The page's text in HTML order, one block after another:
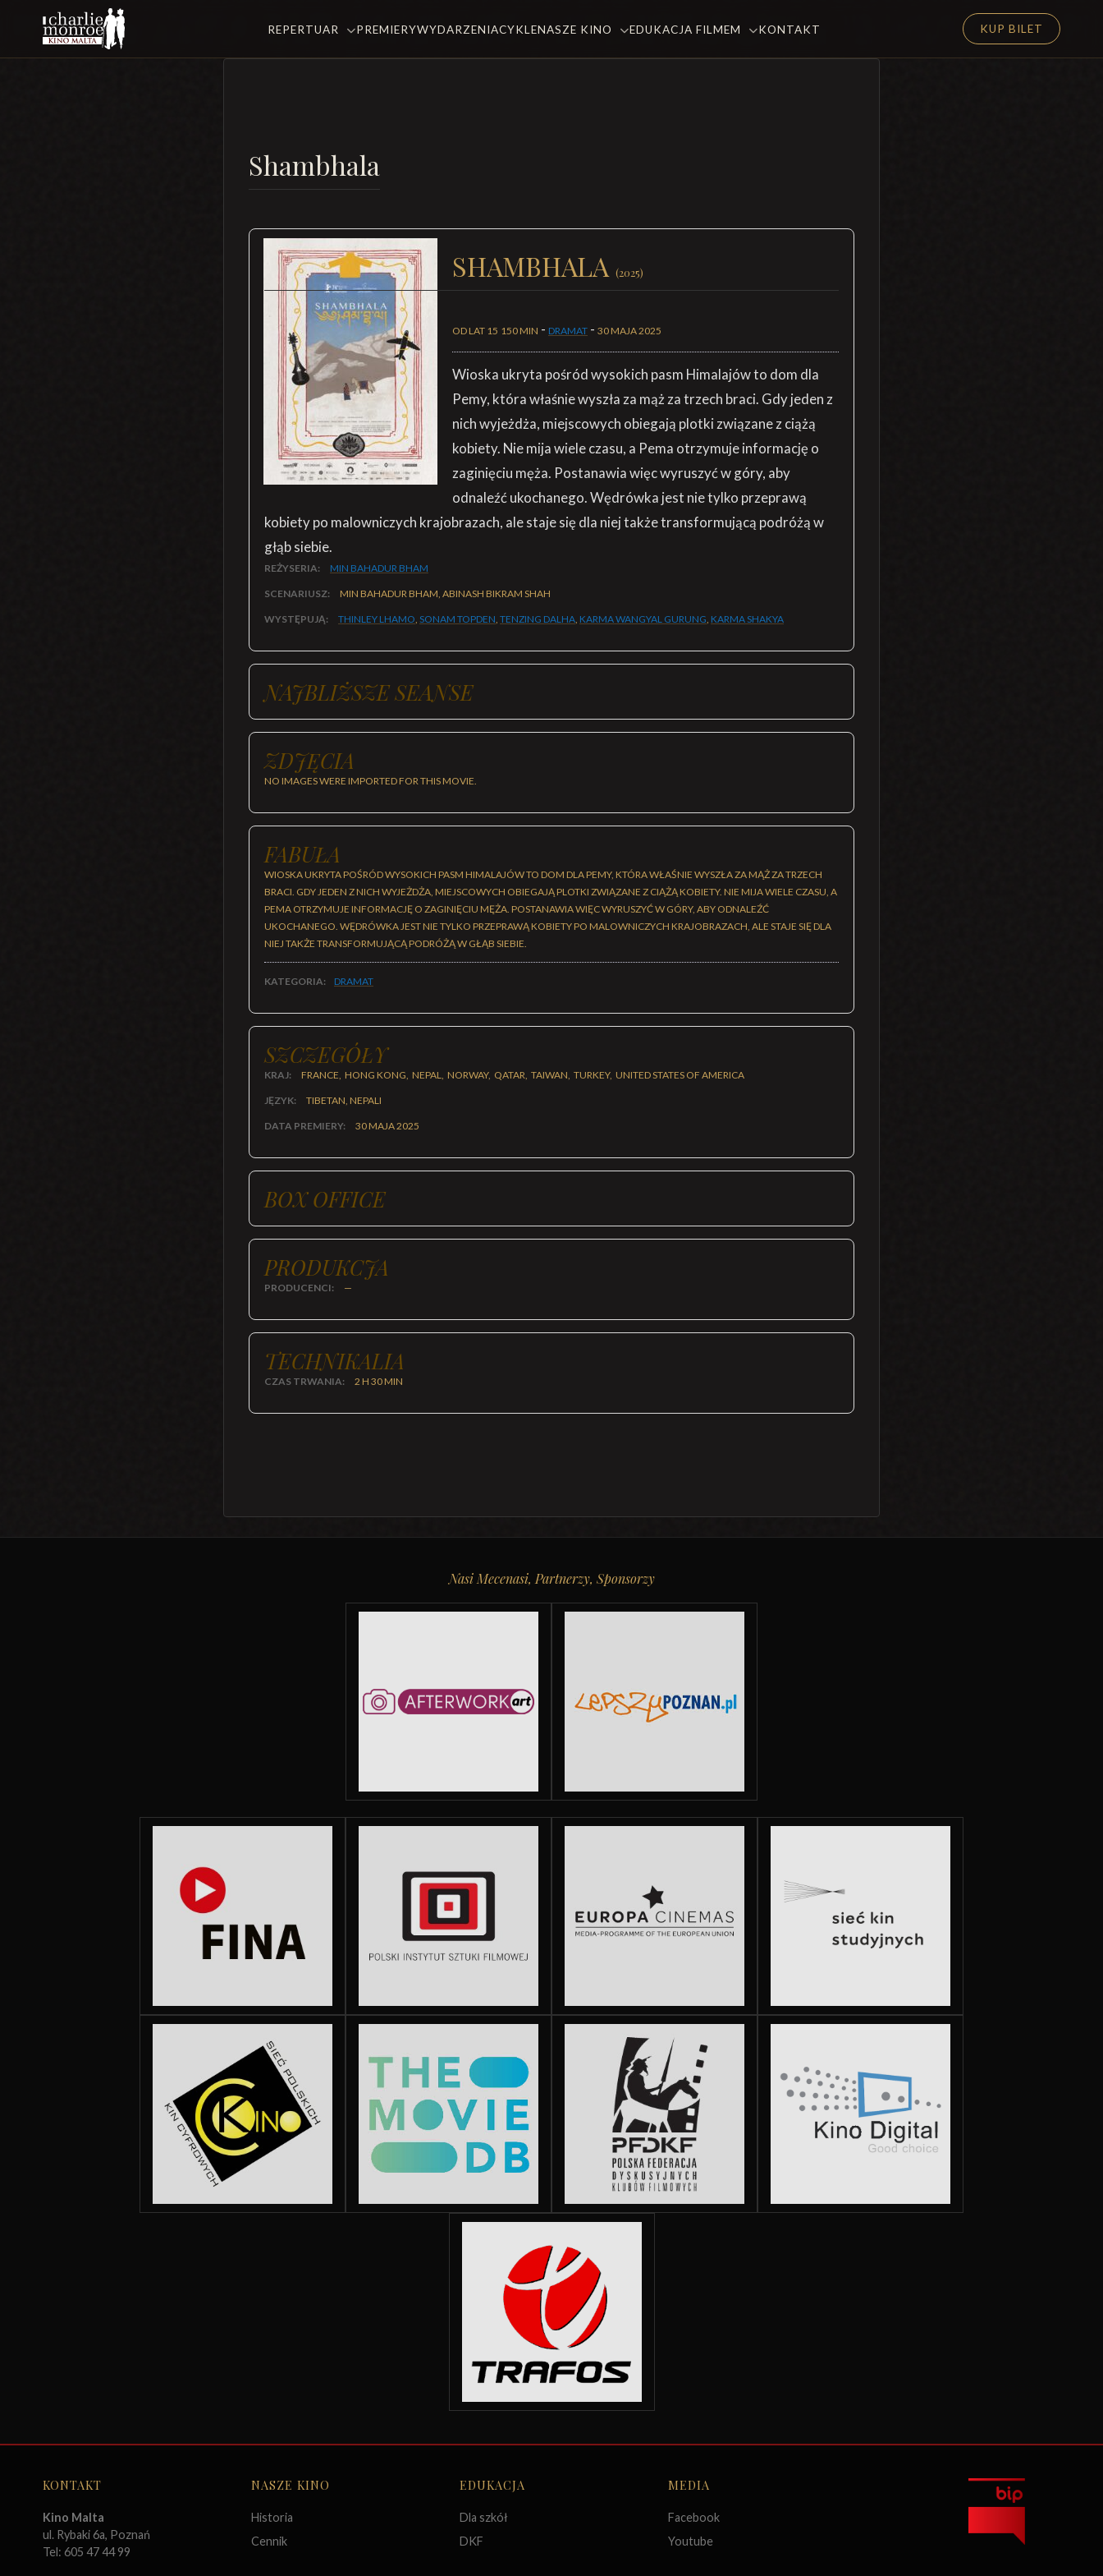
REPERTUAR PREMIERYWYDARZENIACYKLENASZE KINO EDUKACJA FILMEM KONTAKT KUP BILET
Shambhala
SHAMBHALA (2025)
OD LAT 15 150 MIN - DRAMAT - 30 MAJA 2025
Wioska ukryta pośród wysokich pasm Himalajów to dom dla
Pemy, która właśnie wyszła za mąż za trzech braci. Gdy jeden z
nich wyjeżdża, miejscowych obiegają plotki związane z ciążą
kobiety. Nie mija wiele czasu, a Pema otrzymuje informację o
zaginięciu męża. Postanawia więc wyruszyć w góry, aby
odnaleźć ukochanego. Wędrówka jest nie tylko przeprawą
kobiety po malowniczych krajobrazach, ale staje się dla niej także transformującą podróżą w
głąb siebie.
REŻYSERIA: MIN BAHADUR BHAM
SCENARIUSZ: MIN BAHADUR BHAM, ABINASH BIKRAM SHAH
WYSTĘPUJĄ: THINLEY LHAMO, SONAM TOPDEN, TENZING DALHA, KARMA WANGYAL GURUNG, KARMA SHAKYA
NAJBLIŻSZE SEANSE
ZDJĘCIA
NO IMAGES WERE IMPORTED FOR THIS MOVIE.
FABUŁA
WIOSKA UKRYTA POŚRÓD WYSOKICH PASM HIMALAJÓW TO DOM DLA PEMY, KTÓRA WŁAŚNIE WYSZŁA ZA MĄŻ ZA TRZECH
BRACI. GDY JEDEN Z NICH WYJEŻDŻA, MIEJSCOWYCH OBIEGAJĄ PLOTKI ZWIĄZANE Z CIĄŻĄ KOBIETY. NIE MIJA WIELE CZASU, A
PEMA OTRZYMUJE INFORMACJĘ O ZAGINIĘCIU MĘŻA. POSTANAWIA WIĘC WYRUSZYĆ W GÓRY, ABY ODNALEŹĆ
UKOCHANEGO. WĘDRÓWKA JEST NIE TYLKO PRZEPRAWĄ KOBIETY PO MALOWNICZYCH KRAJOBRAZACH, ALE STAJE SIĘ DLA
NIEJ TAKŻE TRANSFORMUJĄCĄ PODRÓŻĄ W GŁĄB SIEBIE.
KATEGORIA: DRAMAT
SZCZEGÓŁY
KRAJ: FRANCE, HONG KONG, NEPAL, NORWAY, QATAR, TAIWAN, TURKEY, UNITED STATES OF AMERICA
JĘZYK: TIBETAN, NEPALI
DATA PREMIERY: 30 MAJA 2025
BOX OFFICE
PRODUKCJA
PRODUCENCI: —
TECHNIKALIA
CZAS TRWANIA: 2 H 30 MIN
Nasi Mecenasi, Partnerzy, Sponsorzy
KONTAKT
Kino Malta
ul. Rybaki 6a, Poznań
Tel: 605 47 44 99
NASZE KINO
Historia
Cennik
EDUKACJA
Dla szkół
DKF
MEDIA
Facebook
Youtube